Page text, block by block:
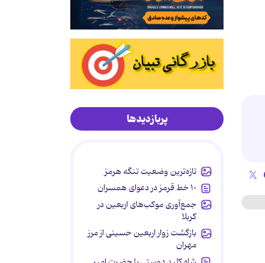
پربازدیدها
تازه‌ترین وضعیت تنگه هرمز
۱۰ خط قرمز در دعوای همسران
جمع‌آوری موکب‌های اربعین در
کربلا
بازگشت زوار اربعین حسینی از مرز
مهران